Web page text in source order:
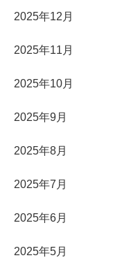
2025年12月
2025年11月
2025年10月
2025年9月
2025年8月
2025年7月
2025年6月
2025年5月